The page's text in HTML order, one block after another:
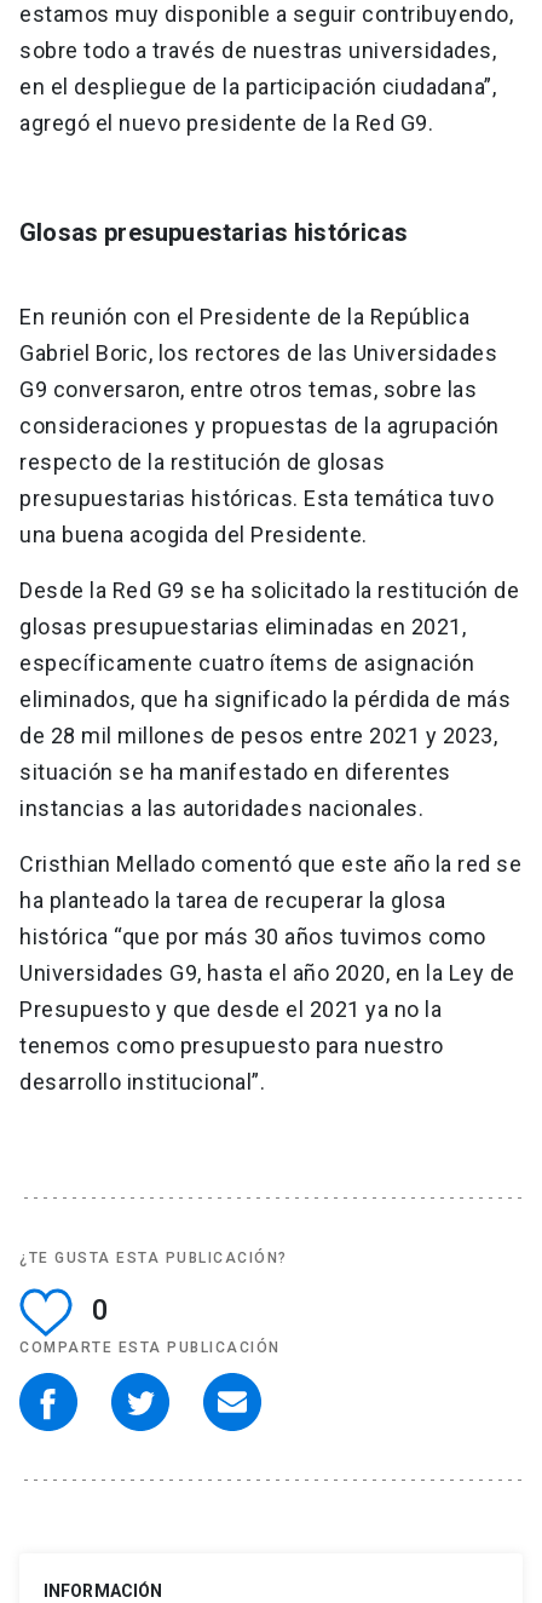
estamos muy disponible a seguir contribuyendo,
sobre todo a través de nuestras universidades,
en el despliegue de la participación ciudadana”,
agregó el nuevo presidente de la Red G9.
Glosas presupuestarias históricas
En reunión con el Presidente de la República
Gabriel Boric, los rectores de las Universidades
G9 conversaron, entre otros temas, sobre las
consideraciones y propuestas de la agrupación
respecto de la restitución de glosas
presupuestarias históricas. Esta temática tuvo
una buena acogida del Presidente.
Desde la Red G9 se ha solicitado la restitución de
glosas presupuestarias eliminadas en 2021,
específicamente cuatro ítems de asignación
eliminados, que ha significado la pérdida de más
de 28 mil millones de pesos entre 2021 y 2023,
situación se ha manifestado en diferentes
instancias a las autoridades nacionales.
Cristhian Mellado comentó que este año la red se
ha planteado la tarea de recuperar la glosa
histórica “que por más 30 años tuvimos como
Universidades G9, hasta el año 2020, en la Ley de
Presupuesto y que desde el 2021 ya no la
tenemos como presupuesto para nuestro
desarrollo institucional”.
¿TE GUSTA ESTA PUBLICACIÓN?
0
COMPARTE ESTA PUBLICACIÓN
INFORMACIÓN